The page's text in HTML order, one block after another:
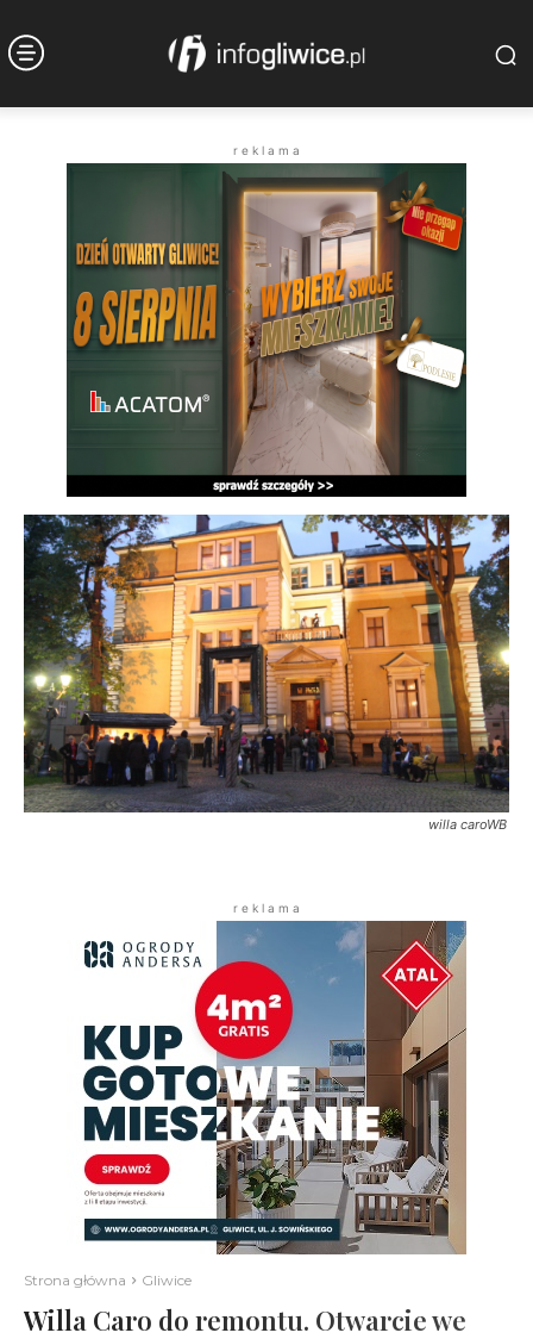
r e k l a m a
willa caroWB
r e k l a m a
Strona główna Gliwice
Willa Caro do remontu. Otwarcie we